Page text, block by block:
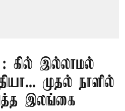
கில் இல்லாமல்
முதல் நாளில்
இலங்கை